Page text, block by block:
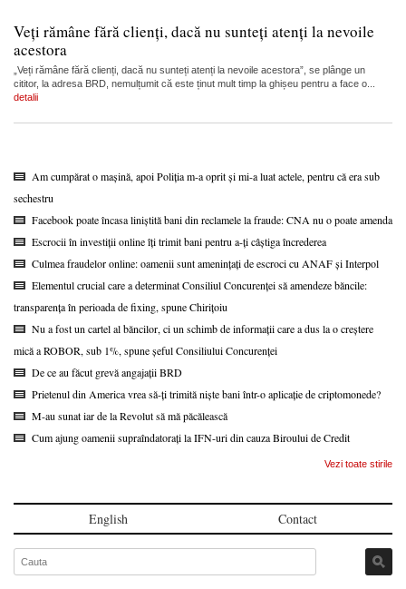
Veți rămâne fără clienți, dacă nu sunteți atenți la nevoile
acestora
„Veți rămâne fără clienți, dacă nu sunteți atenți la nevoile acestora”, se plânge un
cititor, la adresa BRD, nemulțumit că este ținut mult timp la ghișeu pentru a face o...
detalii
Am cumpărat o mașină, apoi Poliția m-a oprit și mi-a luat actele, pentru că era sub
sechestru
Facebook poate încasa liniștită bani din reclamele la fraude: CNA nu o poate amenda
Escrocii în investiții online îți trimit bani pentru a-ți câștiga încrederea
Culmea fraudelor online: oamenii sunt amenințați de escroci cu ANAF și Interpol
Elementul crucial care a determinat Consiliul Concurenței să amendeze băncile:
transparența în perioada de fixing, spune Chirițoiu
Nu a fost un cartel al băncilor, ci un schimb de informații care a dus la o creștere
mică a ROBOR, sub 1%, spune șeful Consiliului Concurenței
De ce au făcut grevă angajații BRD
Prietenul din America vrea să-ți trimită niște bani într-o aplicație de criptomonede?
M-au sunat iar de la Revolut să mă păcălească
Cum ajung oamenii supraîndatorați la IFN-uri din cauza Biroului de Credit
Vezi toate stirile
English Contact